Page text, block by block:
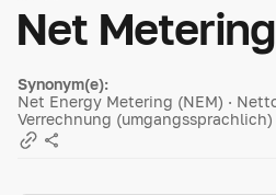
Net Metering
Synonym(e):
Net Energy Metering (NEM) ·
Verrechnung (umgangssprachlich)